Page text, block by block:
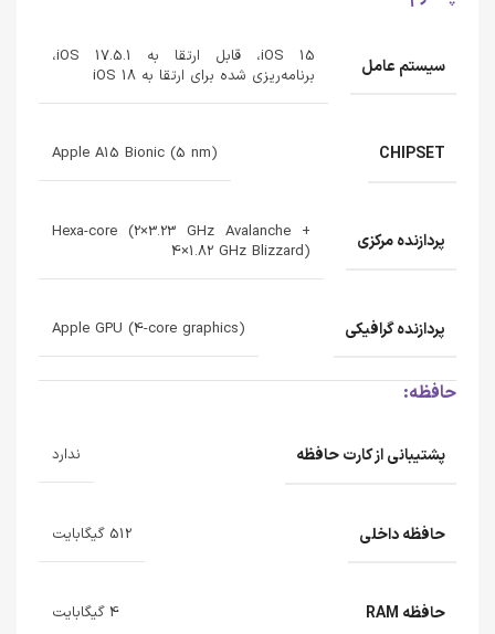
سیستم عامل
iOS 15، قابل ارتقا به iOS 17.5.1،
برنامه‌ریزی شده برای ارتقا به iOS 18
CHIPSET
Apple A15 Bionic (5 nm)
پردازنده‌ مرکزی
Hexa-core (2×3.23 GHz Avalanche +
4×1.82 GHz Blizzard)
پردازنده‌ گرافیکی Apple GPU (4-core graphics)
حافظه:
پشتیبانی از کارت حافظه ندارد
حافظه داخلی 512 گیگابایت
حافظه RAM 4 گیگابایت